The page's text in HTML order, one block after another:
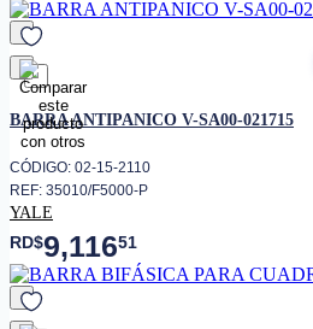
favorito
BARRA ANTIPANICO V-SA00-021715
CÓDIGO: 02-15-2110
REF: 35010/F5000-P
YALE
RD$9,11651